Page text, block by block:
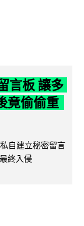
言板 讓多
竟偷偷重
自建立秘密留言
終入侵